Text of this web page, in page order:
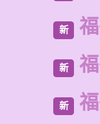
新
新
新